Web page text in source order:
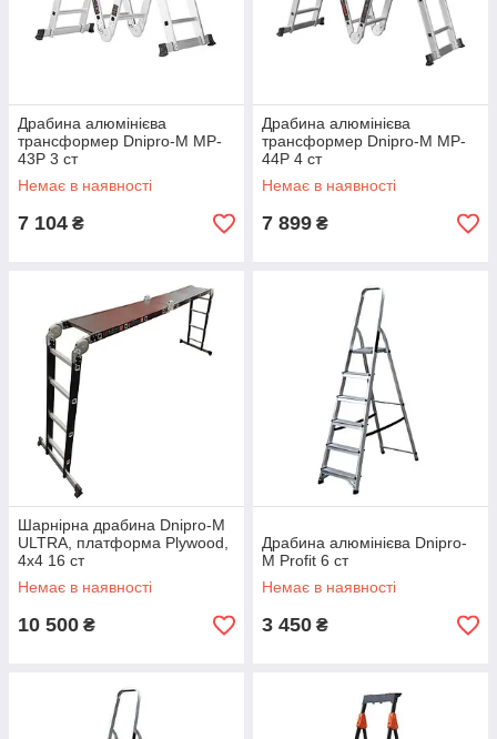
Драбина алюмінієва
трансформер Dnipro-M MP-
43Р 3 ст
Немає в наявності
7 104 ₴
Драбина алюмінієва
трансформер Dnipro-M MP-
44Р 4 ст
Немає в наявності
7 899 ₴
Шарнірна драбина Dnipro-M
ULTRA, платформа Plywood,
4x4 16 ст
Немає в наявності
10 500 ₴
Драбина алюмінієва Dnipro-
M Profit 6 ст
Немає в наявності
3 450 ₴